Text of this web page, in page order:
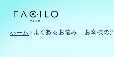
ホーム よくあるお悩み - お客様の